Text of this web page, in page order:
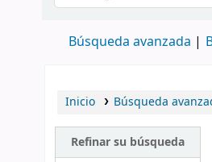
Búsqueda avanzada
Inicio Búsqueda
Refinar su búsqueda